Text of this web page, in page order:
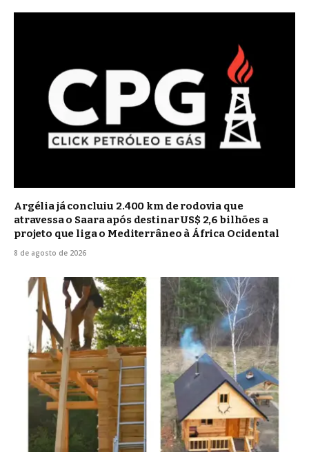
Argélia já concluiu 2.400 km de rodovia que
atravessa o Saara após destinar US$ 2,6 bilhões a
projeto que liga o Mediterrâneo à África Ocidental
8 de agosto de 2026